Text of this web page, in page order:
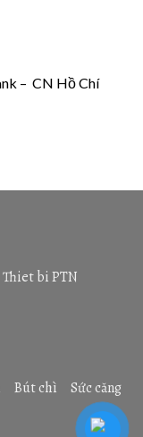
– CN Hồ Chí
Thiet bi PTN
Bút chì
Sức căng